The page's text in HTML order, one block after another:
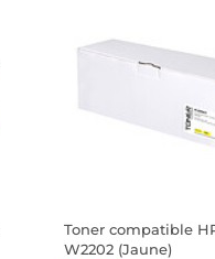
Toner compatible
W2202 (Jaune)